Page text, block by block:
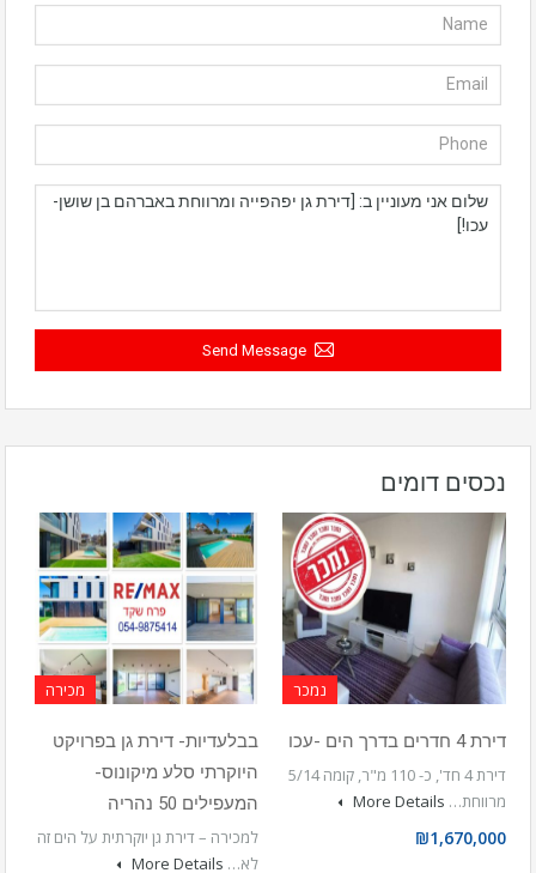
Send Message
נכסים דומים
נמכר
דירת 4 חדרים בדרך הים -עכו
דירת 4 חד', כ- 110 מ"ר, קומה 5/14
מרווחת… More Details
₪1,670,000
מכירה
בבלעדיות- דירת גן בפרויקט
היוקרתי סלע מיקונוס-
המעפילים 50 נהריה
למכירה – דירת גן יוקרתית על הים זה
לא… More Details